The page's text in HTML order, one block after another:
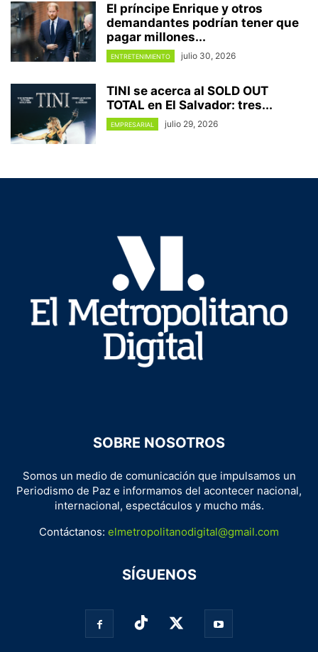
El príncipe Enrique y otros
demandantes podrían tener que
pagar millones...
ENTRETENIMIENTO julio 30, 2026
TINI se acerca al SOLD OUT
TOTAL en El Salvador: tres...
EMPRESARIAL julio 29, 2026
SOBRE NOSOTROS
Somos un medio de comunicación que impulsamos un
Periodismo de Paz e informamos del acontecer nacional,
internacional, espectáculos y mucho más.
Contáctanos: elmetropolitanodigital@gmail.com
SÍGUENOS